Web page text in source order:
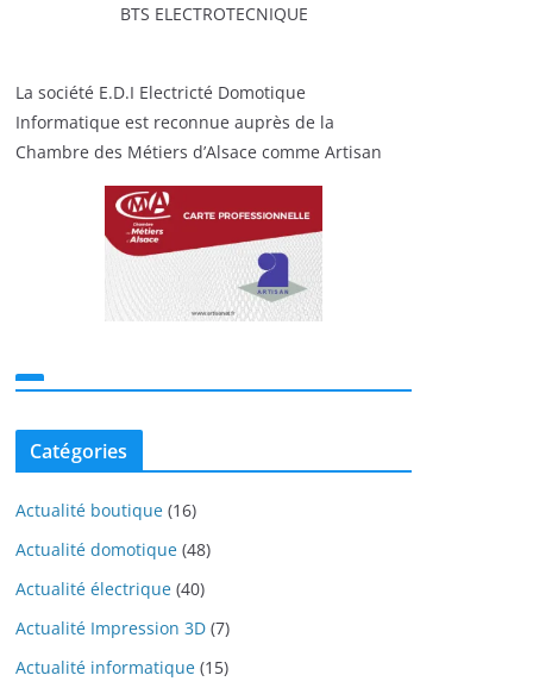
BTS ELECTROTECNIQUE
La société E.D.I Electricté Domotique
Informatique est reconnue auprès de la
Chambre des Métiers d’Alsace comme Artisan
Catégories
Actualité boutique (16)
Actualité domotique (48)
Actualité électrique (40)
Actualité Impression 3D (7)
Actualité informatique (15)